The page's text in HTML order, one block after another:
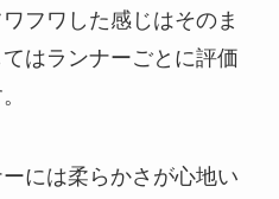
フワした感じはそのま
はランナーごとに評価
には柔らかさが心地い